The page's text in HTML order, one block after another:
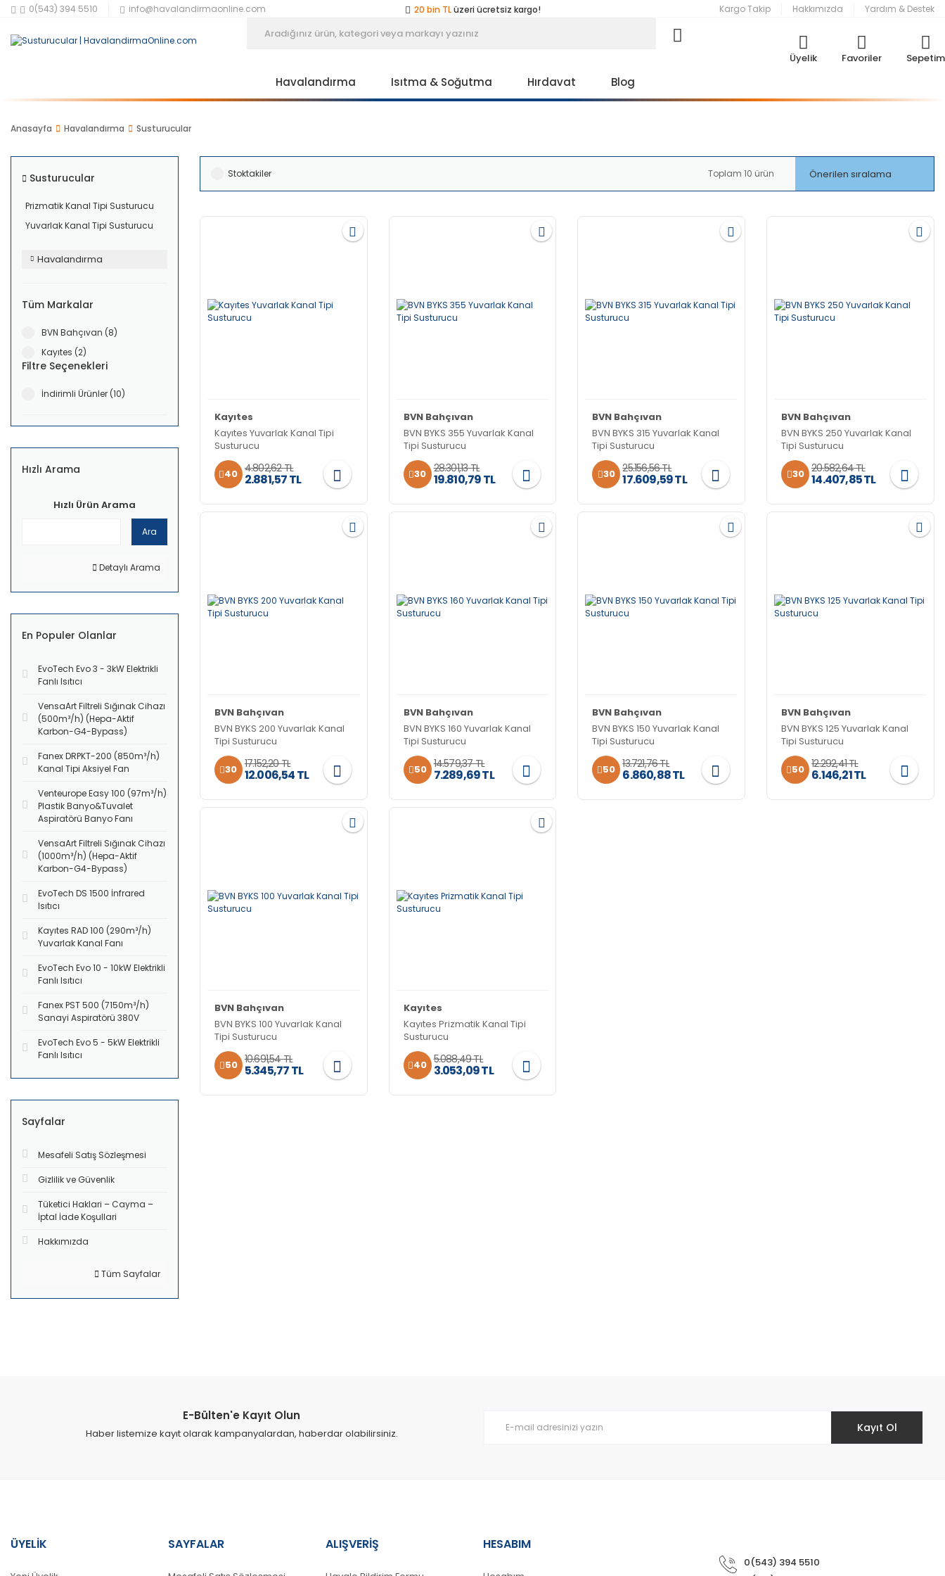
0(543) 394 5510 info@havalandirmaonline.com
20 bin TLüzeri ücretsiz kargo!
Peşin fiyatına3 taksit
Kargo Takip Hakkımızda Yardım & Destek
Üyelik Favoriler Sepetim
Havalandırma Isıtma & Soğutma Hırdavat Blog
Anasayfa Havalandırma Susturucular
Susturucular
Prizmatik Kanal Tipi Susturucu
Yuvarlak Kanal Tipi Susturucu
Havalandırma
Tüm Markalar
BVN Bahçıvan (8)
Kayıtes (2)
Filtre Seçenekleri
İndirimli Ürünler (10)
Hızlı Arama
Hızlı Ürün Arama
Ara
Detaylı Arama
En Populer Olanlar
EvoTech Evo 3 - 3kW Elektrikli
Fanlı Isıtıcı
VensaArt Filtreli Sığınak Cihazı
(500m³/h) (Hepa-Aktif
Karbon-G4-Bypass)
Fanex DRPKT-200 (850m³/h)
Kanal Tipi Aksiyel Fan
Venteurope Easy 100 (97m³/h)
Plastik Banyo&Tuvalet
Aspiratörü Banyo Fanı
VensaArt Filtreli Sığınak Cihazı
(1000m³/h) (Hepa-Aktif
Karbon-G4-Bypass)
EvoTech DS 1500 İnfrared
Isıtıcı
Kayıtes RAD 100 (290m³/h)
Yuvarlak Kanal Fanı
EvoTech Evo 10 - 10kW Elektrikli
Fanlı Isıtıcı
Fanex PST 500 (7150m³/h)
Sanayi Aspiratörü 380V
EvoTech Evo 5 - 5kW Elektrikli
Fanlı Isıtıcı
Sayfalar
Mesafeli Satış Sözleşmesi
Gizlilik ve Güvenlik
Tüketici Haklari – Cayma –
İptal İade Koşullari
Hakkımızda
Tüm Sayfalar
Stoktakiler Toplam 10 ürün
Kayıtes
Kayıtes Yuvarlak Kanal Tipi
Susturucu
40 4.802,62 TL
2.881,57 TL
BVN Bahçıvan
BVN BYKS 355 Yuvarlak Kanal
Tipi Susturucu
30 28.301,13 TL
19.810,79 TL
BVN Bahçıvan
BVN BYKS 315 Yuvarlak Kanal
Tipi Susturucu
30 25.156,56 TL
17.609,59 TL
BVN Bahçıvan
BVN BYKS 250 Yuvarlak Kanal
Tipi Susturucu
30 20.582,64 TL
14.407,85 TL
BVN Bahçıvan
BVN BYKS 200 Yuvarlak Kanal
Tipi Susturucu
30 17.152,20 TL
12.006,54 TL
BVN Bahçıvan
BVN BYKS 160 Yuvarlak Kanal
Tipi Susturucu
50 14.579,37 TL
7.289,69 TL
BVN Bahçıvan
BVN BYKS 150 Yuvarlak Kanal
Tipi Susturucu
50 13.721,76 TL
6.860,88 TL
BVN Bahçıvan
BVN BYKS 125 Yuvarlak Kanal
Tipi Susturucu
50 12.292,41 TL
6.146,21 TL
BVN Bahçıvan
BVN BYKS 100 Yuvarlak Kanal
Tipi Susturucu
50 10.691,54 TL
5.345,77 TL
Kayıtes
Kayıtes Prizmatik Kanal Tipi
Susturucu
40 5.088,49 TL
3.053,09 TL
E-Bülten'e Kayıt Olun
Haber listemize kayıt olarak kampanyalardan, haberdar olabilirsiniz. Kayıt Ol
ÜYELİK SAYFALAR ALIŞVERİŞ HESABIM
0(543) 394 5510